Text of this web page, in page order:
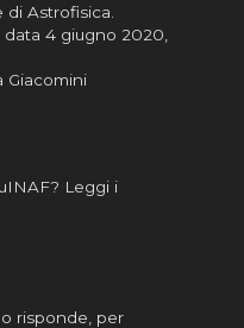
di Astrofisica
4 giugno 2020,
Giacomini
Leggi i
risponde, per